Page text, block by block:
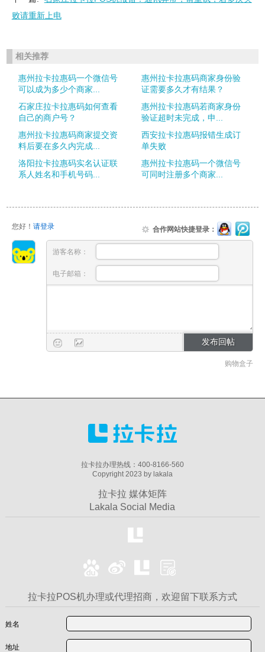
败请重新上电
相关推荐
惠州拉卡拉惠码一个微信号
可以成为多少个商家...
惠州拉卡拉惠码商家身份验
证需要多久才有结果？
石家庄拉卡拉惠码如何查看
自己的商户号？
惠州拉卡拉惠码若商家身份
验证超时未完成，申...
惠州拉卡拉惠码商家提交资
料后要在多久内完成...
西安拉卡拉惠码报错生成订
单失败
洛阳拉卡拉惠码实名认证联
系人姓名和手机号码...
惠州拉卡拉惠码一个微信号
可同时注册多个商家...
您好！ 请登录 合作网站快捷登录：
游客名称：
电子邮箱：
购物盒子
拉卡拉办理热线：400-8166-560
Copyright 2023 by lakala
拉卡拉 媒体矩阵
Lakala Social Media
拉卡拉POS机办理或代理招商，欢迎留下联系方式
姓名
地址